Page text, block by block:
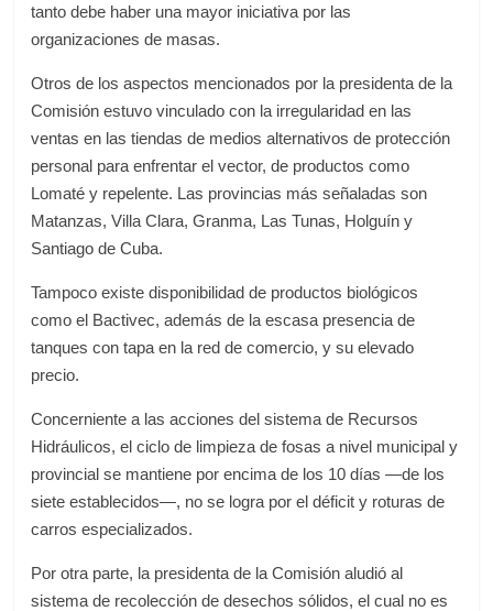
tanto debe haber una mayor iniciativa por las
organizaciones de masas.
Otros de los aspectos mencionados por la presidenta de la
Comisión estuvo vinculado con la irregularidad en las
ventas en las tiendas de medios alternativos de protección
personal para enfrentar el vector, de productos como
Lomaté y repelente. Las provincias más señaladas son
Matanzas, Villa Clara, Granma, Las Tunas, Holguín y
Santiago de Cuba.
Tampoco existe disponibilidad de productos biológicos
como el Bactivec, además de la escasa presencia de
tanques con tapa en la red de comercio, y su elevado
precio.
Concerniente a las acciones del sistema de Recursos
Hidráulicos, el ciclo de limpieza de fosas a nivel municipal y
provincial se mantiene por encima de los 10 días —de los
siete establecidos—, no se logra por el déficit y roturas de
carros especializados.
Por otra parte, la presidenta de la Comisión aludió al
sistema de recolección de desechos sólidos, el cual no es